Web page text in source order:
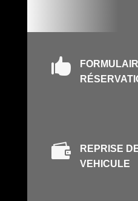


REPRISE
VEHICULE